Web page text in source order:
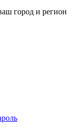
город и регион